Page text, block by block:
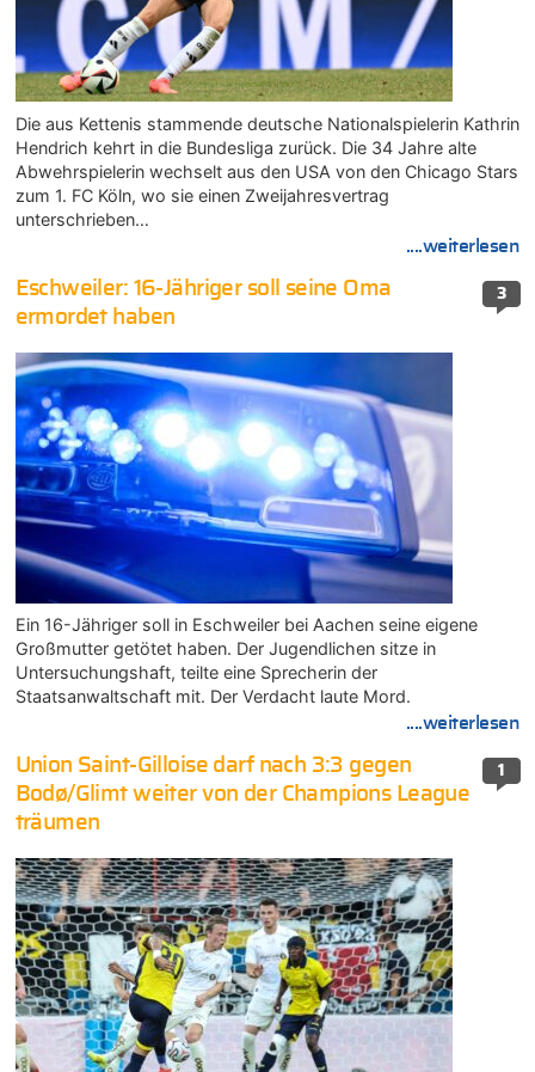
Die aus Kettenis stammende deutsche Nationalspielerin Kathrin
Hendrich kehrt in die Bundesliga zurück. Die 34 Jahre alte
Abwehrspielerin wechselt aus den USA von den Chicago Stars
zum 1. FC Köln, wo sie einen Zweijahresvertrag
unterschrieben…
....weiterlesen
3
Eschweiler: 16-Jähriger soll seine Oma
ermordet haben
Ein 16-Jähriger soll in Eschweiler bei Aachen seine eigene
Großmutter getötet haben. Der Jugendlichen sitze in
Untersuchungshaft, teilte eine Sprecherin der
Staatsanwaltschaft mit. Der Verdacht laute Mord.
....weiterlesen
1
Union Saint-Gilloise darf nach 3:3 gegen
Bodø/Glimt weiter von der Champions League
träumen